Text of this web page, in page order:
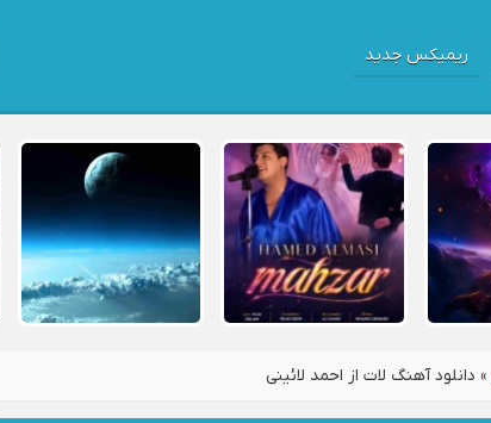
ریمیکس جدید
» دانلود آهنگ لات از احمد لائینی